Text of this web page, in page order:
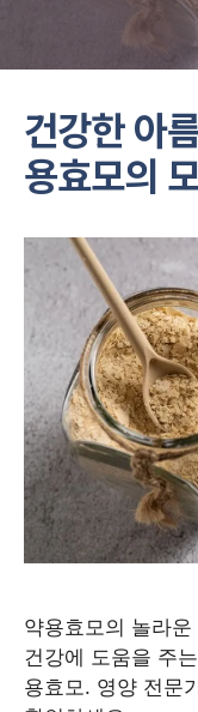
건강한 아
용효모의
약용효모의 놀라
건강에 도움을 주
용효모. 영양 전문